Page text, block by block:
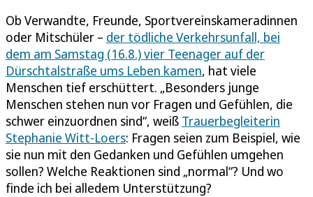
Ob Verwandte, Freunde, Sportvereinskameradinnen
oder Mitschüler – der tödliche Verkehrsunfall, bei
dem am Samstag (16.8.) vier Teenager auf der
Dürschtalstraße ums Leben kamen, hat viele
Menschen tief erschüttert. „Besonders junge
Menschen stehen nun vor Fragen und Gefühlen, die
schwer einzuordnen sind“, weiß Trauerbegleiterin
Stephanie Witt-Loers: Fragen seien zum Beispiel, wie
sie nun mit den Gedanken und Gefühlen umgehen
sollen? Welche Reaktionen sind „normal“? Und wo
finde ich bei alledem Unterstützung?